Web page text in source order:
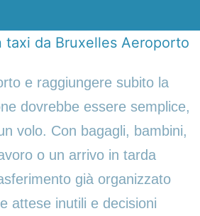
taxi da Bruxelles Aeroporto
e raggiungere subito la
dovrebbe essere semplice,
volo. Con bagagli, bambini,
o un arrivo in tarda
già organizzato
attese inutili e decisioni